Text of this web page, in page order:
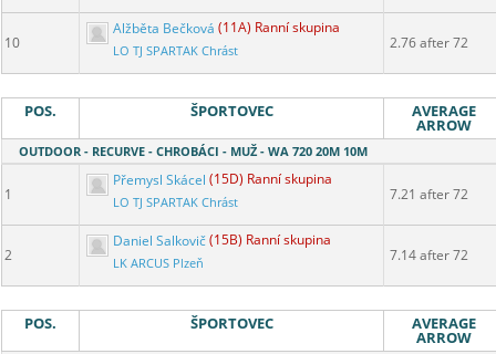
10
Alžběta Bečková (11A) Ranní skupina
LO TJ SPARTAK Chrást 2.76 after 72
POS. ŠPORTOVEC AVERAGE
ARROW
OUTDOOR - RECURVE - CHROBÁCI - MUŽ - WA 720 20M 10M
1
Přemysl Skácel (15D) Ranní skupina
LO TJ SPARTAK Chrást 7.21 after 72
2
Daniel Salkovič(15B) Ranní skupina
LK ARCUS Plzeň 7.14 after 72
POS. ŠPORTOVEC AVERAGE
ARROW